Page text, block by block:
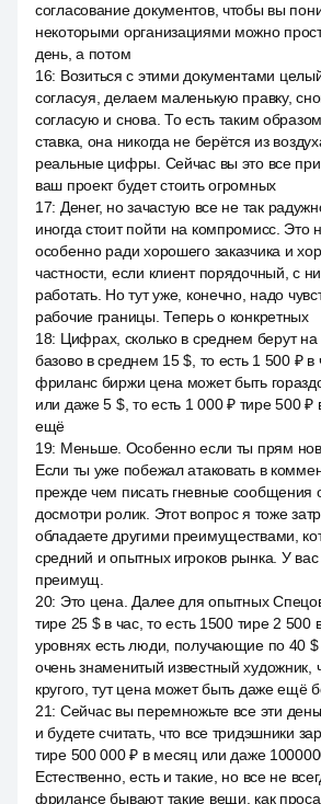
согласование документов, чтобы вы
некоторыми организациями можно
день, а потом
16: Возиться с этими документами
согласуя, делаем маленькую правку,
согласую и снова. То есть таким
ставка, она никогда не берётся из
реальные цифры. Сейчас вы это все
ваш проект будет стоить огромных
17: Денег, но зачастую все не так
иногда стоит пойти на компромисс. Это
особенно ради хорошего заказчика и
частности, если клиент порядочный, с
работать. Но тут уже, конечно, надо
рабочие границы. Теперь о конкретных
18: Цифрах, сколько в среднем берут
базово в среднем 15 $, то есть 1 500 ₽ в
фриланс биржи цена может быть
или даже 5 $, то есть 1 000 ₽ тире 500 ₽
ещё
19: Меньше. Особенно если ты прям
Если ты уже побежал атаковать в
прежде чем писать гневные сообщения
досмотри ролик. Этот вопрос я тоже
обладаете другими преимуществами,
средний и опытных игроков рынка. У вас
преимущ.
20: Это цена. Далее для опытных
тире 25 $ в час, то есть 1500 тире 2 500
уровнях есть люди, получающие по 40 $
очень знаменитый известный художник,
кругого, тут цена может быть даже ещё
21: Сейчас вы перемножьте все эти
и будете считать, что все тридэшники
тире 500 000 ₽ в месяц или даже
Естественно, есть и такие, но все не
фрилансе бывают такие вещи, как